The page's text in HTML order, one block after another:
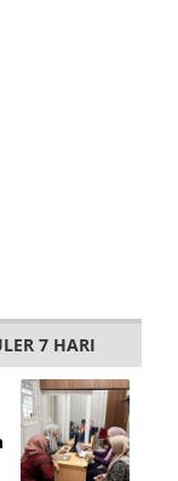
7 HARI